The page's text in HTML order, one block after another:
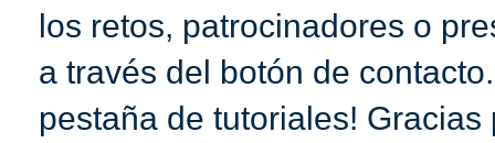
los retos, patrocinadores o
a través del botón de
pestaña de tutoriales!